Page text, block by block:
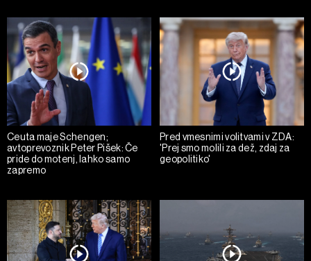
Ceuta maje Schengen;
avtoprevoznik Peter Pišek: Če
pride do motenj, lahko samo
zapremo
Pred vmesnimi volitvami v ZDA:
'Prej smo molili za dež, zdaj za
geopolitiko'